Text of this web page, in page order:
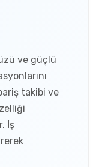
ve güçlü
takibi ve
İş